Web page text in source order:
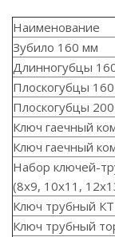
Наименование
Зубило 160 мм
Длинногубцы
Плоскогубцы
Плоскогубцы
Ключ гаечный
Ключ гаечный
Набор ключей-
(8х9, 10х11,
Ключ трубный
Ключ трубный